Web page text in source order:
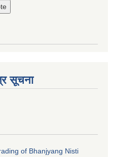
सूचना
of Bhanjyang Nisti